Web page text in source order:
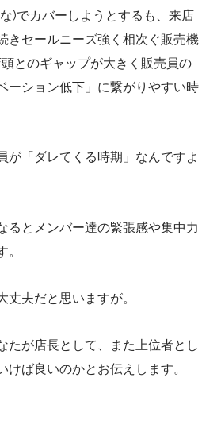
)でカバーしようとするも、来店
きセールニーズ強く相次ぐ販売機
とのギャップが大きく販売員の
ーション低下」に繋がりやすい時
が「ダレてくる時期」なんですよ
るとメンバー達の緊張感や集中力
丈夫だと思いますが。
たが店長として、また上位者とし
けば良いのかとお伝えします。